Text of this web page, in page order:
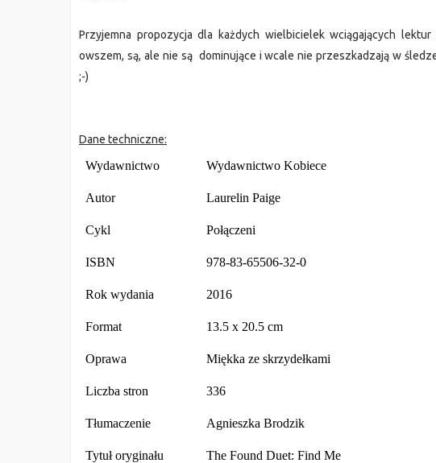
Przyjemna propozycja dla każdych wielbicielek wciągających
owszem, są, ale nie są dominujące i wcale nie przeszkadzają w
;-)
Dane techniczne:
Wydawnictwo Wydawnictwo Kobiece
Autor Laurelin Paige
Cykl Połączeni
ISBN 978-83-65506-32-0
Rok wydania 2016
Format 13.5 x 20.5 cm
Oprawa Miękka ze skrzydełkami
Liczba stron 336
Tłumaczenie Agnieszka Brodzik
Tytuł oryginału The Found Duet: Find Me